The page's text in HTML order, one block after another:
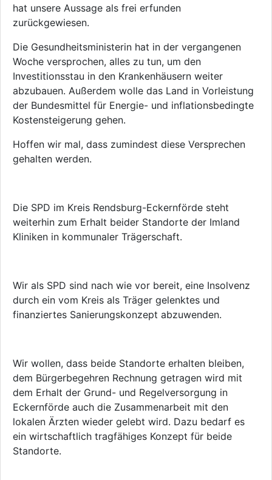
hat unsere Aussage als frei erfunden
zurückgewiesen.
Die Gesundheitsministerin hat in der vergangenen
Woche versprochen, alles zu tun, um den
Investitionsstau in den Krankenhäusern weiter
abzubauen. Außerdem wolle das Land in Vorleistung
der Bundesmittel für Energie- und inflationsbedingte
Kostensteigerung gehen.
Hoffen wir mal, dass zumindest diese Versprechen
gehalten werden.
Die SPD im Kreis Rendsburg-Eckernförde steht
weiterhin zum Erhalt beider Standorte der Imland
Kliniken in kommunaler Trägerschaft.
Wir als SPD sind nach wie vor bereit, eine Insolvenz
durch ein vom Kreis als Träger gelenktes und
finanziertes Sanierungskonzept abzuwenden.
Wir wollen, dass beide Standorte erhalten bleiben,
dem Bürgerbegehren Rechnung getragen wird mit
dem Erhalt der Grund- und Regelversorgung in
Eckernförde auch die Zusammenarbeit mit den
lokalen Ärzten wieder gelebt wird. Dazu bedarf es
ein wirtschaftlich tragfähiges Konzept für beide
Standorte.